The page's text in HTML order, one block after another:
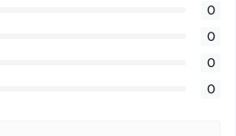
0
0
0
0